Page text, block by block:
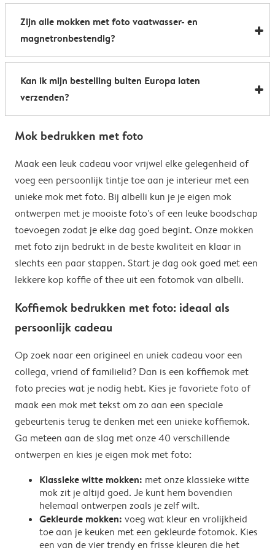
de kantine op het werk te voorzien van stijlvolle
koffiemokken met foto.
Al onze foto mokken hebben de afmetingen 8,2 x 9,5
cm. De inhoud bedraagt 285 ml.
Zijn alle mokken met foto vaatwasser- en
magnetronbestendig?
Bijna allemaal. Onze gepersonaliseerde foto mokken
kunnen zowel in de vaatwasser als in de magnetron.
Heel handig: je kunt er dus uit drinken, je drank
opwarmen en je fotomok na de afwas opnieuw
gebruiken. De enige uitzondering hierop zijn onze
de hand af te wassen om het magische
verrassingseffect zo goed mogelijk te behouden.
Kan ik mijn bestelling buiten Europa laten
verzenden?
afhankelijk van je afleveradres en worden deze tijdens
de verzendkosten voor bestellingen buiten de EU geen
eventuele bijkomende kosten van het land omvatten,
zoals invoerrechten, invoer-btw en douanekosten. Wij
zijn niet verantwoordelijk voor deze kosten. Je kunt
contact opnemen met je lokale douane-autoriteiten
om te zien of er extra kosten moeten worden betaald
voor je bestelling.
Mok bedrukken met foto
Maak een leuk cadeau voor vrijwel elke gelegenheid of
voeg een persoonlijk tintje toe aan je interieur met een
unieke mok met foto. Bij albelli kun je je eigen mok
ontwerpen met je mooiste foto's of een leuke boodschap
toevoegen zodat je elke dag goed begint. Onze mokken
met foto zijn bedrukt in de beste kwaliteit en klaar in
slechts een paar stappen. Start je dag ook goed met een
lekkere kop koffie of thee uit een fotomok van albelli.
Koffiemok bedrukken met foto: ideaal als
persoonlijk cadeau
Op zoek naar een origineel en uniek cadeau voor een
collega, vriend of familielid? Dan is een koffiemok met
foto precies wat je nodig hebt. Kies je favoriete foto of
maak een mok met tekst om zo aan een speciale
gebeurtenis terug te denken met een unieke koffiemok.
Ga meteen aan de slag met onze 40 verschillende
ontwerpen en kies je eigen mok met foto:
Klassieke witte mokken: met onze klassieke witte
mok zit je altijd goed. Je kunt hem bovendien
helemaal ontwerpen zoals je zelf wilt.
Gekleurde mokken: voeg wat kleur en vrolijkheid
toe aan je keuken met een gekleurde fotomok. Kies
een van de vier trendy en frisse kleuren die het